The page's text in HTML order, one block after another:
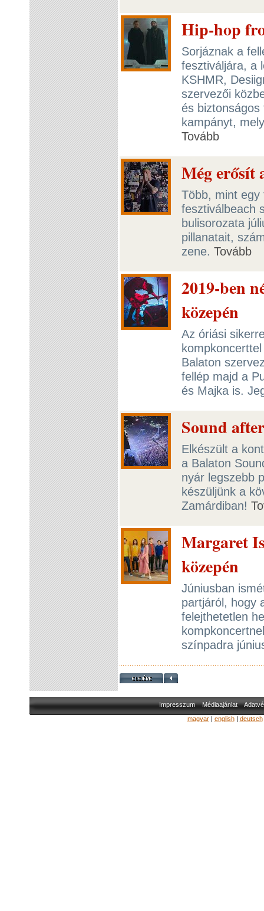
Hip-hop
Sorjáznak a
fesztiváljára, a
KSHMR,
szervezői
és
kampányt,
Tovább
Még erősít
Több, mint egy
fesztiválbeach
bulisorozata
pillanatait,
zene. Tovább
2019-ben
közepén
Az óriási
Balaton
fellép majd a
és Majka is.
Sound
Elkészült a
a Balaton
nyár legszebb
készüljünk a
Zamárdiban!
Margaret
közepén
Júniusban
partjáról, hogy
felejthetetlen
színpadra
Impresszum Médiaajánlat
magyar| english| deutsch